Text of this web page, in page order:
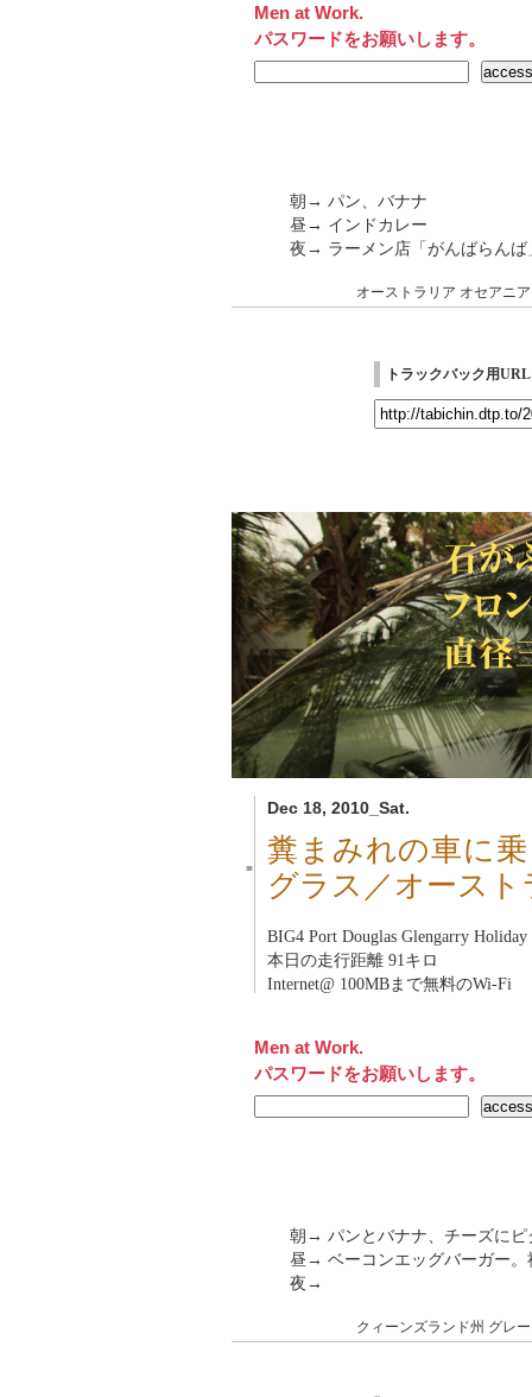
Men at Work.
パスワードをお願いします。
朝→ パン、バナナ
昼→ インドカレー
夜→ ラーメン店「がんばらんば
オーストラリア オセアニア
トラックバック用URL
Dec 18, 2010_Sat.
■
糞まみれの車に
グラス／オースト
BIG4 Port Douglas Glengarry
本日の走行距離 91キロ
Internet@ 100MBまで無料のWi-Fi
Men at Work.
パスワードをお願いします。
朝→ パンとバナナ、チーズにピ
昼→ ベーコンエッグバーガー。
夜→
クィーンズランド州 グレ